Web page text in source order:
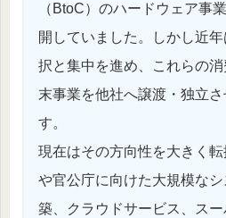
（BtoC）のハードウェア事
開していました。しかし近
択と集中を進め、これらの
末事業を他社へ譲渡・独立さ
す。
現在はその方向性を大きく
や官公庁に向けた大規模な
築、クラウドサービス、ス